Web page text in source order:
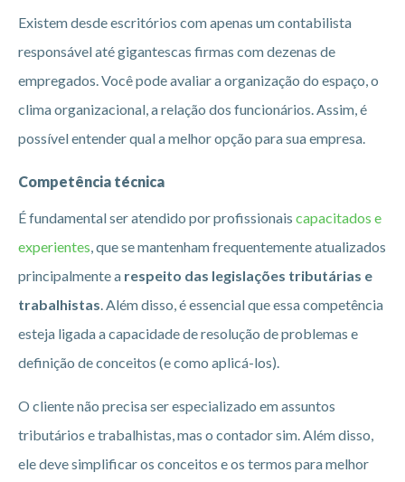
Existem desde escritórios com apenas um contabilista
responsável até gigantescas firmas com dezenas de
empregados. Você pode avaliar a organização do espaço, o
clima organizacional, a relação dos funcionários. Assim, é
possível entender qual a melhor opção para sua empresa.
Competência técnica
É fundamental ser atendido por profissionais capacitados e
experientes, que se mantenham frequentemente atualizados
principalmente a respeito das legislações tributárias e
trabalhistas. Além disso, é essencial que essa competência
esteja ligada a capacidade de resolução de problemas e
definição de conceitos (e como aplicá-los).
O cliente não precisa ser especializado em assuntos
tributários e trabalhistas, mas o contador sim. Além disso,
ele deve simplificar os conceitos e os termos para melhor